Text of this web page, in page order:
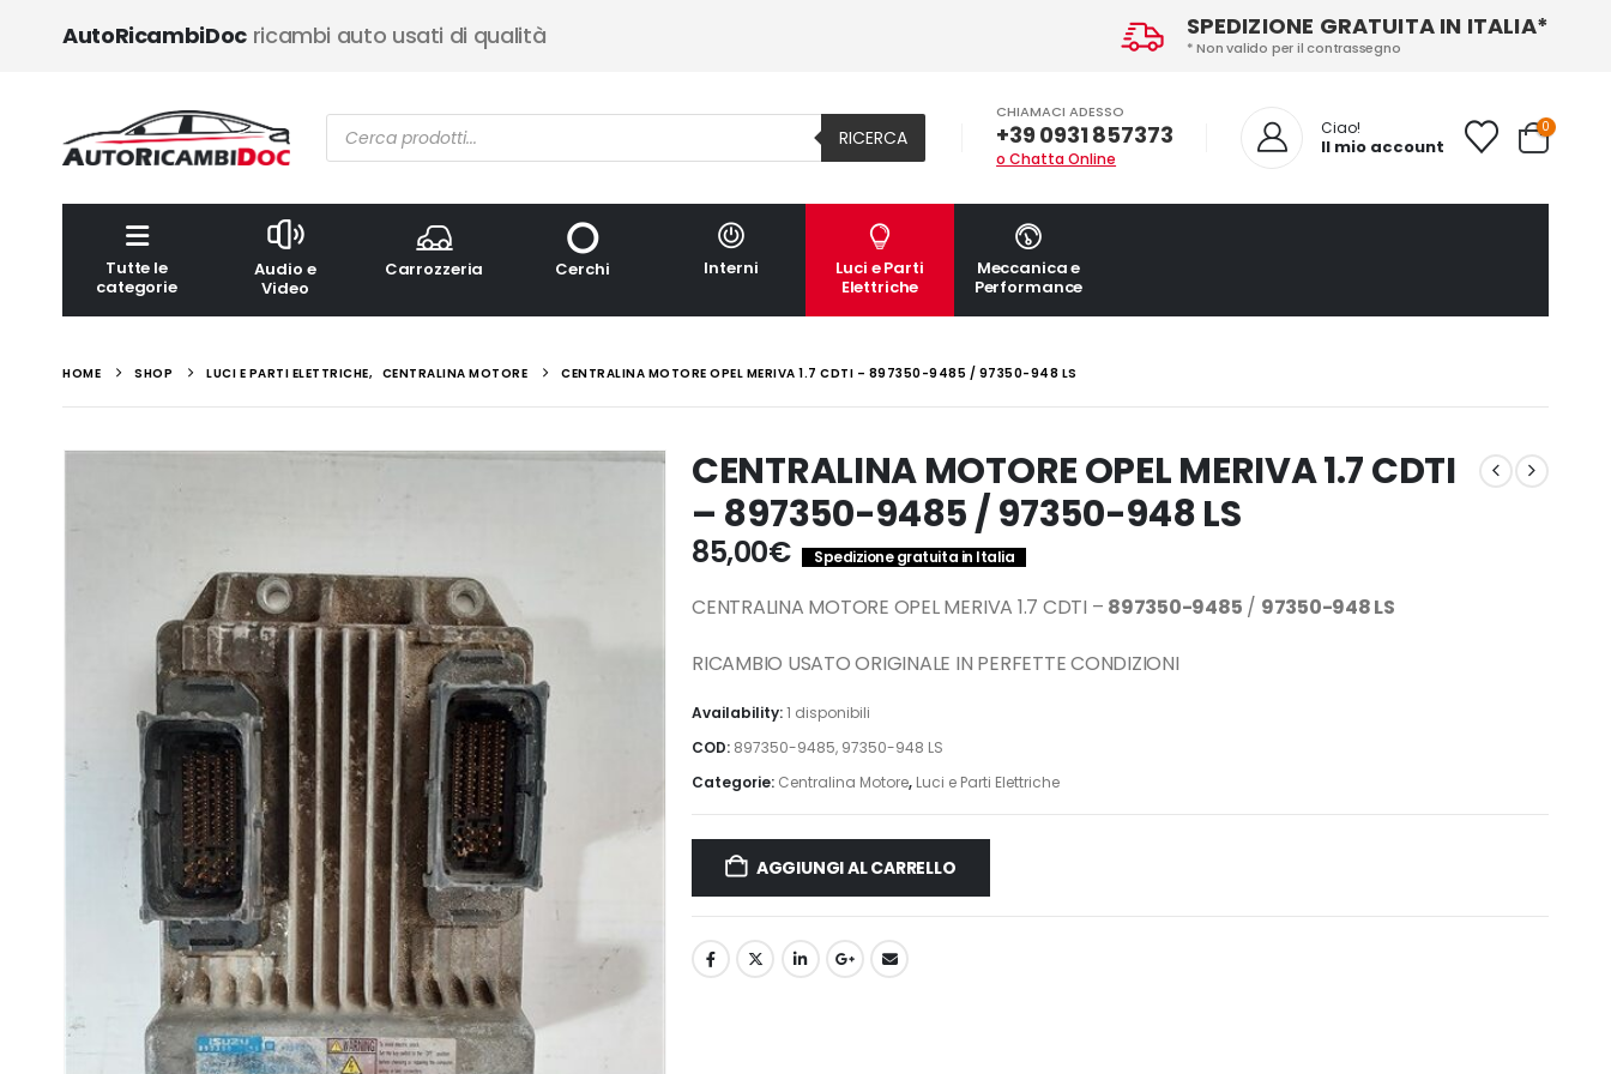
SPEDIZIONE GRATUITA IN ITALIA*
* Non valido per il contrassegno
AutoRicambiDocricambi auto usati di qualità
Ricerca
prodotti RICERCA
CHIAMACI ADESSO
+39 0931 857373
o Chatta Online
Ciao!
Il mio account
0
Tutte le
categorie
Audio e
Video
Carrozzeria Cerchi Interni
Luci e Parti
Elettriche
Meccanica e
Performance
HOME SHOP LUCI E PARTI ELETTRICHE, CENTRALINA MOTORE CENTRALINA MOTORE OPEL MERIVA 1.7 CDTI – 897350-9485 / 97350-948 LS
CENTRALINA MOTORE OPEL MERIVA 1.7 CDTI
– 897350-9485 / 97350-948 LS
85,00€ Spedizione gratuita in Italia
CENTRALINA MOTORE OPEL MERIVA 1.7 CDTI – 897350-9485 / 97350-948 LS
RICAMBIO USATO ORIGINALE IN PERFETTE CONDIZIONI
Availability:1 disponibili
COD: 897350-9485, 97350-948 LS
Categorie: Centralina Motore, Luci e Parti Elettriche
AGGIUNGI AL CARRELLO